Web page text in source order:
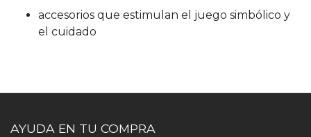
accesorios que estimulan el juego simbólico y
el cuidado
AYUDA EN TU COMPRA